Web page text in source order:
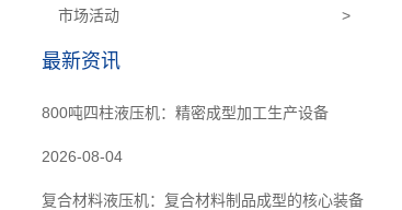
市场活动
>
最新资讯
800吨四柱液压机：精密成型加工生产设备
2026-08-04
复合材料液压机：复合材料制品成型的核心装备